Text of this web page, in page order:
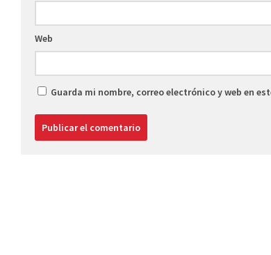
Web
Guarda mi nombre, correo electrónico y web en